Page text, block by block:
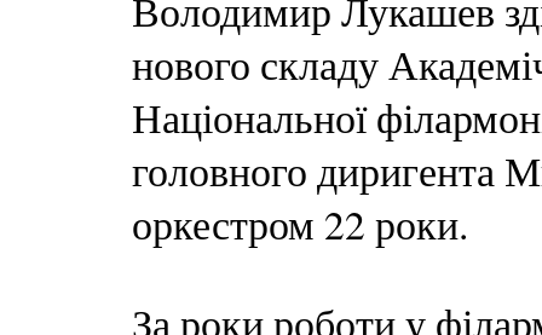
Володимир Лукашев
нового складу
Національної
головного диригента
оркестром 22 роки.
За роки роботи у